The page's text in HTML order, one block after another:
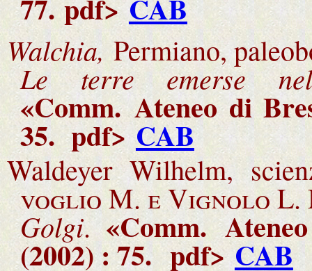
77. pdf>CAB
Walchia,Permiano,
Le terre emerse
«Comm.Ateneo di
35. pdf>CAB
Waldeyer Wilhelm,
voglio M. e Vignolo L.
Golgi.«Comm.
(2002) : 75.pdf>CAB